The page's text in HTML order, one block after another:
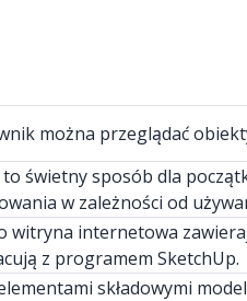
można przeglądać
świetny sposób dla
w zależności od
witryna internetowa
z programem SketchUp.
składowymi